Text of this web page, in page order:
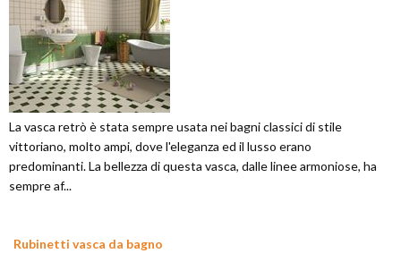
La vasca retrò è stata sempre usata nei bagni classici di stile
vittoriano, molto ampi, dove l'eleganza ed il lusso erano
predominanti. La bellezza di questa vasca, dalle linee armoniose, ha
sempre af...
Rubinetti vasca da bagno